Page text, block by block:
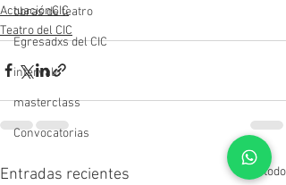
obras de teatro
Egresadxs del CIC
intervalo
masterclass
Convocatorias
ActuaciónCIC
Teatro del CIC
Entradas recientes Ver todo